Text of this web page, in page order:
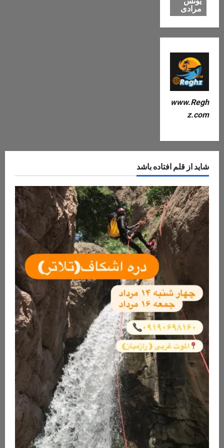
مرادی
www.Regh
z.com
شاید از قلم افتاده باشد